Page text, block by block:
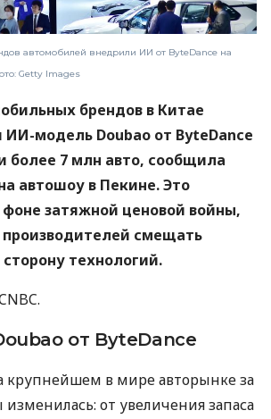
автомобилей внедрили ИИ от ByteDance на
Getty Images
брендов в Китае
ИИ-модель Doubao от ByteDance
более 7 млн ​​авто, сообщила
автошоу в Пекине. Это
затяжной ценовой войны,
смещать
технологий.
от ByteDance
крупнейшем в мире авторынке за
от увеличения запаса